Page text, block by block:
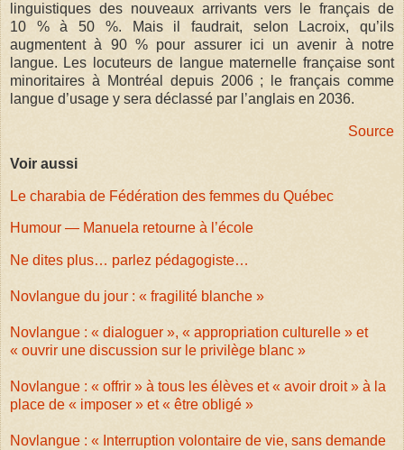
linguistiques des nouveaux arrivants vers le français de
10 % à 50 %. Mais il faudrait, selon Lacroix, qu’ils
augmentent à 90 % pour assurer ici un avenir à notre
langue. Les locuteurs de langue maternelle française sont
minoritaires à Montréal depuis 2006 ; le français comme
langue d’usage y sera déclassé par l’anglais en 2036.
Source
Voir aussi
Le charabia de Fédération des femmes du Québec
Humour — Manuela retourne à l’école
Ne dites plus… parlez pédagogiste…
Novlangue du jour : « fragilité blanche »
Novlangue : « dialoguer », « appropriation culturelle » et
« ouvrir une discussion sur le privilège blanc »
Novlangue : « offrir » à tous les élèves et « avoir droit » à la
place de « imposer » et « être obligé »
Novlangue : « Interruption volontaire de vie, sans demande